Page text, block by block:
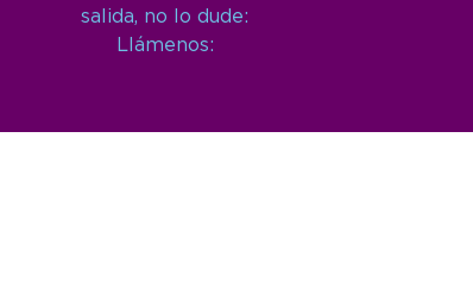
salida, no lo dude:
Llámenos: